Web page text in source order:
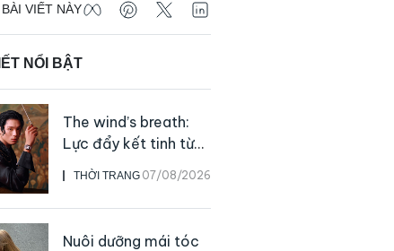
VIẾT NÀY
NỔI BẬT
THỜI TRANG 07/08/2026
The wind’s breath:
Lực đẩy kết tinh từ
sự kiên định
Nuôi dưỡng mái tóc